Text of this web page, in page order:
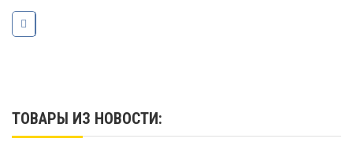
ТОВАРЫ ИЗ НОВОСТИ: